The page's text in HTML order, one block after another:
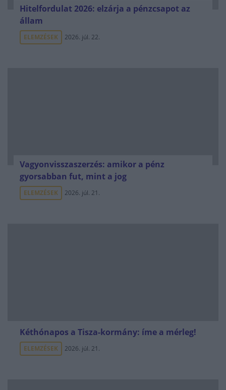
Hitelfordulat 2026: elzárja a pénzcsapot az
állam
ELEMZÉSEK 2026. júl. 22.
Vagyonvisszaszerzés: amikor a pénz
gyorsabban fut, mint a jog
ELEMZÉSEK 2026. júl. 21.
Kéthónapos a Tisza-kormány: íme a mérleg!
ELEMZÉSEK 2026. júl. 21.